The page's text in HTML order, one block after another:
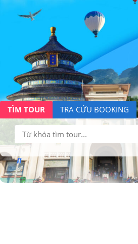
TÌM TOUR TRA CỨU BOOKING
Tìm
kiếm: